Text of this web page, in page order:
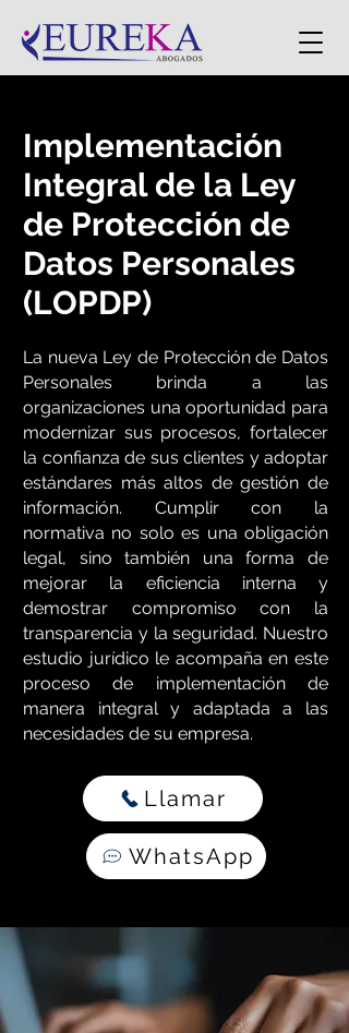
Implementación
Integral de la Ley
de Protección de
Datos Personales
(LOPDP)
La nueva Ley de Protección de Datos
Personales brinda a las
organizaciones una oportunidad para
modernizar sus procesos, fortalecer
la confianza de sus clientes y adoptar
estándares más altos de gestión de
información. Cumplir con la
normativa no solo es una obligación
legal, sino también una forma de
mejorar la eficiencia interna y
demostrar compromiso con la
transparencia y la seguridad. Nuestro
estudio jurídico le acompaña en este
proceso de implementación de
manera integral y adaptada a las
necesidades de su empresa.
Llamar
WhatsApp